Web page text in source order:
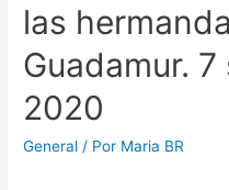
del
Santísimo
de
la
las
Guadamur.
2020
General / Por Maria BR